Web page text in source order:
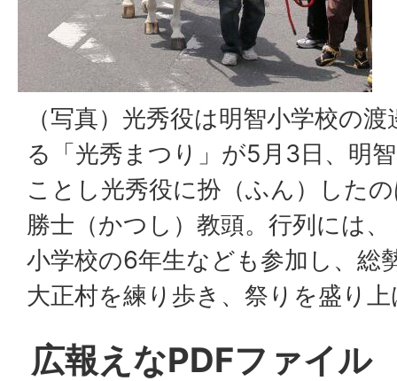
（写真）光秀役は明智小学校の
る「光秀まつり」が5月3日、明
ことし光秀役に扮（ふん）した
勝士（かつし）教頭。行列には
小学校の6年生なども参加し、総
大正村を練り歩き、祭りを盛り
広報えなPDFファイル